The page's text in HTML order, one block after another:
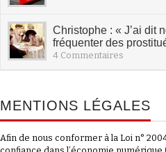
Christophe : « J’ai dit
fréquenter des
4 Commentaires
MENTIONS LÉGALES
Afin de nous conformer à la Loi n°